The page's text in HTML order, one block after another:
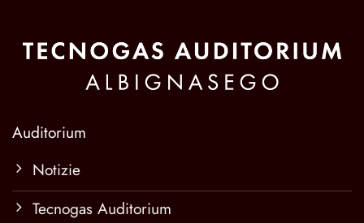
Auditorium
Notizie
Tecnogas Auditorium